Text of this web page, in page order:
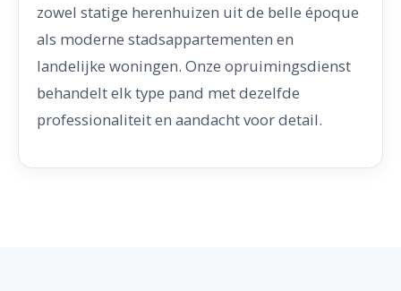
zowel statige herenhuizen uit de belle époque
als moderne stadsappartementen en
landelijke woningen. Onze opruimingsdienst
behandelt elk type pand met dezelfde
professionaliteit en aandacht voor detail.